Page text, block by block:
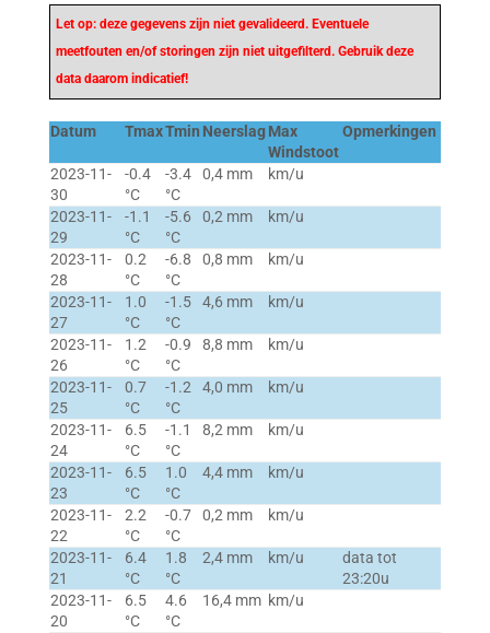
Let op: deze gegevens zijn niet gevalideerd. Eventuele
meetfouten en/of storingen zijn niet uitgefilterd. Gebruik deze
data daarom indicatief!
Datum TmaxTmin Neerslag Max
Windstoot
Opmerkingen
2023-11-
30
-0.4
°C
-3.4
°C
0,4 mm km/u
2023-11-
29
-1.1
°C
-5.6
°C
0,2 mm km/u
2023-11-
28
0.2
°C
-6.8
°C
0,8 mm km/u
2023-11-
27
1.0
°C
-1.5
°C
4,6 mm km/u
2023-11-
26
1.2
°C
-0.9
°C
8,8 mm km/u
2023-11-
25
0.7
°C
-1.2
°C
4,0 mm km/u
2023-11-
24
6.5
°C
-1.1
°C
8,2 mm km/u
2023-11-
23
6.5
°C
1.0
°C
4,4 mm km/u
2023-11-
22
2.2
°C
-0.7
°C
0,2 mm km/u
2023-11-
21
6.4
°C
1.8
°C
2,4 mm km/u
data tot
23:20u
2023-11-
20
6.5
°C
4.6
°C
16,4 mm km/u